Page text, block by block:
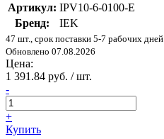
Артикул: IPV10-6-0100-E
Бренд:
IEK
47 шт., срок поставки 5-7 рабочих дней
Обновлено 07.08.2026
Цена:
1 391.84 руб. / шт.
-
+
Купить